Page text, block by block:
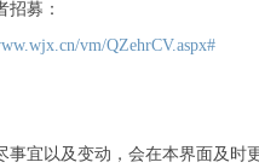
募：
vm/QZehrCV.aspx#
事宜以及变动，会在本界面及时